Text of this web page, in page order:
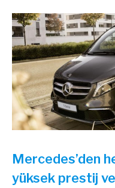
Mercedes’den
yüksek prestij